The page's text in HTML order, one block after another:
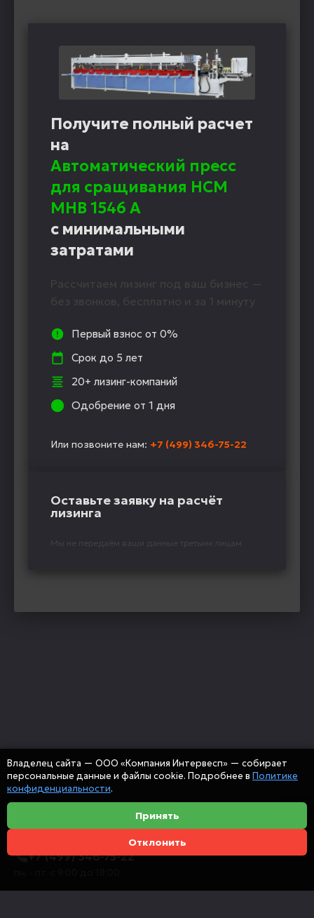
Получите полный расчет
на
Автоматический пресс
для сращивания HCM
MHB 1546 A
с минимальными
затратами
Рассчитаем лизинг под ваш бизнес —
без звонков, бесплатно и за 1 минуту
Первый взнос от 0%
Срок до 5 лет
20+ лизинг-компаний
Одобрение от 1 дня
Или позвоните нам: +7 (499) 346-75-22
Оставьте заявку на расчёт
лизинга
Мы не передаём ваши данные третьим лицам
+7 (499) 346-75-22
Владелец сайта — ООО «Компания Интервесп» — собирает
персональные данные и файлы cookie. Подробнее в Политике
конфиденциальности.
Принять
Отклонить